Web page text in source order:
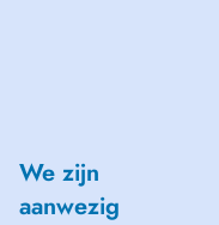
We zijn
aanwezig